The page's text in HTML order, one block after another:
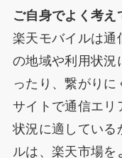
ご自身でよく考
楽天モバイルは通
の地域や利用状況
ったり、繋がり
サイトで通信エリ
状況に適している
ルは、楽天市場を